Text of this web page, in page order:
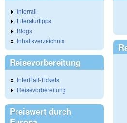
Interrail
Literaturtipps
Blogs
Inhaltsverzeichnis
Reisevorbereitung
InterRail-Tickets
Reisevorbereitung
Preiswert durch